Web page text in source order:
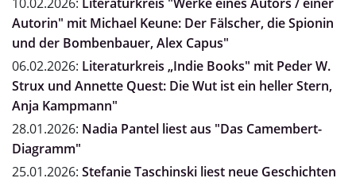
Autorin" mit Michael Keune: Der Fälscher, die Spionin
und der Bombenbauer, Alex Capus"
06.02.2026: Literaturkreis „Indie Books" mit Peder W.
Strux und Annette Quest: Die Wut ist ein heller Stern,
Anja Kampmann"
28.01.2026: Nadia Pantel liest aus "Das Camembert-
Diagramm"
25.01.2026: Stefanie Taschinski liest neue Geschichten